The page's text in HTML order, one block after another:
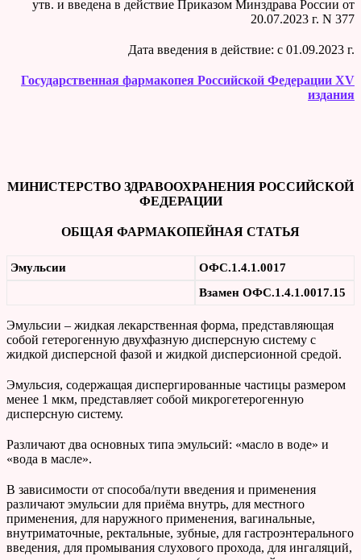
утв. и введена в действие Приказом Минздрава России от
20.07.2023 г. N 377
Дата введения в действие: c 01.09.2023 г.
Государственная фармакопея Российской Федерации XV
издания
МИНИСТЕРСТВО ЗДРАВООХРАНЕНИЯ РОССИЙСКОЙ
ФЕДЕРАЦИИ
ОБЩАЯ ФАРМАКОПЕЙНАЯ СТАТЬЯ
Эмульсии
ОФС.1.4.1.0017
Взамен ОФС.1.4.1.0017.15
Эмульсии – жидкая лекарственная форма, представляющая
собой гетерогенную двухфазную дисперсную систему с
жидкой дисперсной фазой и жидкой дисперсионной средой.
Эмульсия, содержащая диспергированные частицы размером
менее 1 мкм, представляет собой микрогетерогенную
дисперсную систему.
Различают два основных типа эмульсий: «масло в воде» и
«вода в масле».
В зависимости от способа/пути введения и применения
различают эмульсии для приёма внутрь, для местного
применения, для наружного применения, вагинальные,
внутриматочные, ректальные, зубные, для гастроэнтерального
введения, для промывания слухового прохода, для ингаляций,